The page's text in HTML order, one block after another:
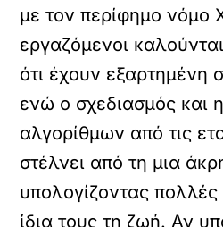
με τον περίφημο νόμο
εργαζόμενοι
ότι έχουν εξαρτημένη
ενώ ο σχεδιασμός και
αλγορίθμων από τις
στέλνει από τη μια
υπολογίζοντας
ίδια τους τη ζωή. Αν